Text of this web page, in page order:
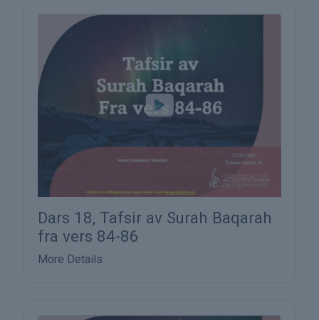
Dars 18, Tafsir av Surah Baqarah
fra vers 84-86
More Details